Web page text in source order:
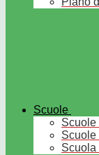
Scuole
Scuole
Scuole
Scuola